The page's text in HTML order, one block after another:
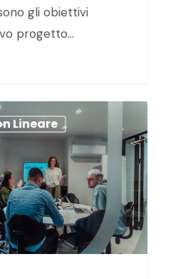
gli obiettivi
progetto…
Lineare